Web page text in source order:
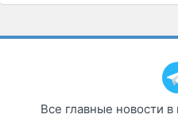
Все главные новости